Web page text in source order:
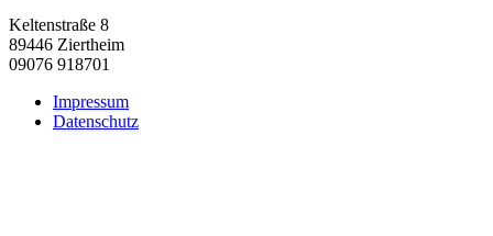
Keltenstraße 8
89446 Ziertheim
09076 918701
Impressum
Datenschutz